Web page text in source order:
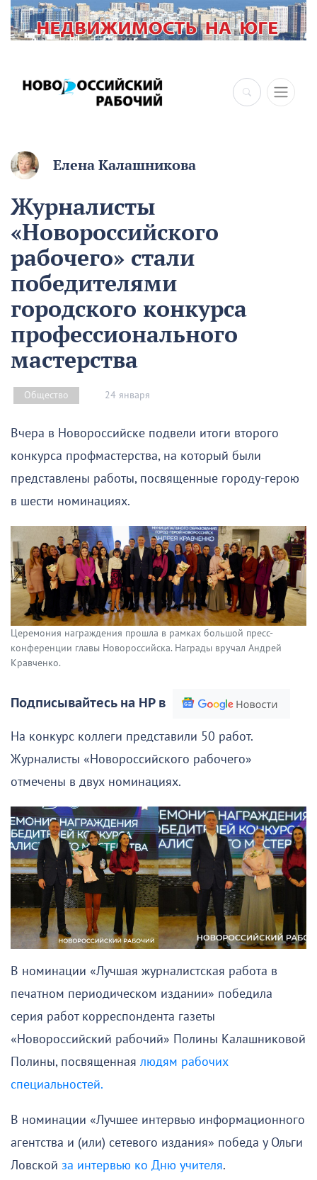
×
Елена Калашникова
Журналисты
«Новороссийского
рабочего» стали
победителями
городского конкурса
профессионального
мастерства
Общество 24 января
Вчера в Новороссийске подвели итоги второго
конкурса профмастерства, на который были
представлены работы, посвященные городу-герою
в шести номинациях.
Церемония награждения прошла в рамках большой пресс-
конференции главы Новороссийска. Награды вручал Андрей
Кравченко.
Подписывайтесь на НР в
На конкурс коллеги представили 50 работ.
Журналисты «Новороссийского рабочего»
отмечены в двух номинациях.
В номинации «Лучшая журналистская работа в
печатном периодическом издании» победила
серия работ корреспондента газеты
«Новороссийский рабочий» Полины Калашниковой
Полины, посвященная людям рабочих
специальностей.
В номинации «Лучшее интервью информационного
агентства и (или) сетевого издания» победа у Ольги
Ловской за интервью ко Дню учителя.